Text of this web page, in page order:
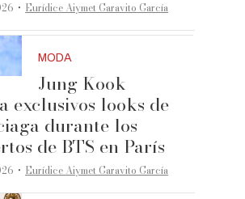
·Eurídice Aiymet Garavito García
MODA
Jung Kook
exclusivos looks de
durante los
de BTS en París
·Eurídice Aiymet Garavito García